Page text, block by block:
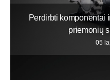
Perdirbti komponentai
priemonių
05